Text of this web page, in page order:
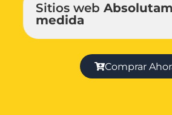
Sitios web
medida
Comprar